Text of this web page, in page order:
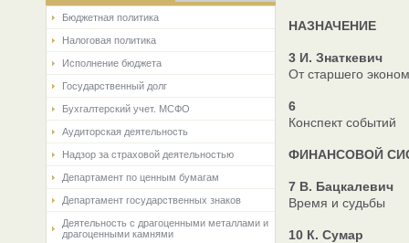
Бюджетная политика
Налоговая политика
Исполнение бюджета
Государственный долг
Бухгалтерский учет. МСФО
Аудиторская деятельность
Надзор за страховой деятельностью
Департамент по ценным бумагам
Департамент государственных знаков
Деятельность с драгоценными металлами и
драгоценными камнями
НАЗНАЧЕНИЕ
3 И. Знаткевич
От старшего
6
Конспект событий
ФИНАНСОВОЙ
7 В. Бацкалевич
Время и судьбы
10 К. Сумар